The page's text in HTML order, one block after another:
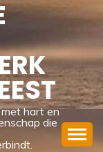
hart en
die